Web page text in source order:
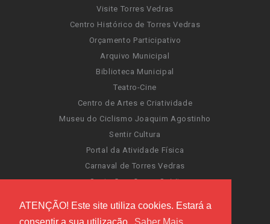
ATENÇÃO! Este site utiliza cookies. Estará a
Visite Torres Vedras
Centro Histórico de Torres Vedras
Orçamento Participativo
Arquivo Municipal
Biblioteca Municipal
Teatro-Cine
Centro de Artes e Criatividade
Museu do Ciclismo Joaquim Agostinho
Sentir Cultura
Portal da Atividade Física
Carnaval de Torres Vedras
Santa Cruz Ocean Spirit